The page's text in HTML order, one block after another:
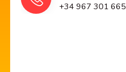
+34 967 301 665